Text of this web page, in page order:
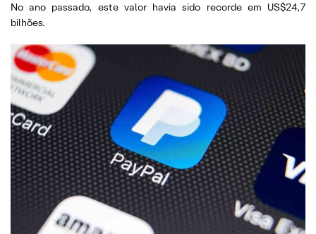
No ano passado, este valor havia sido recorde em US$24,7
bilhões.